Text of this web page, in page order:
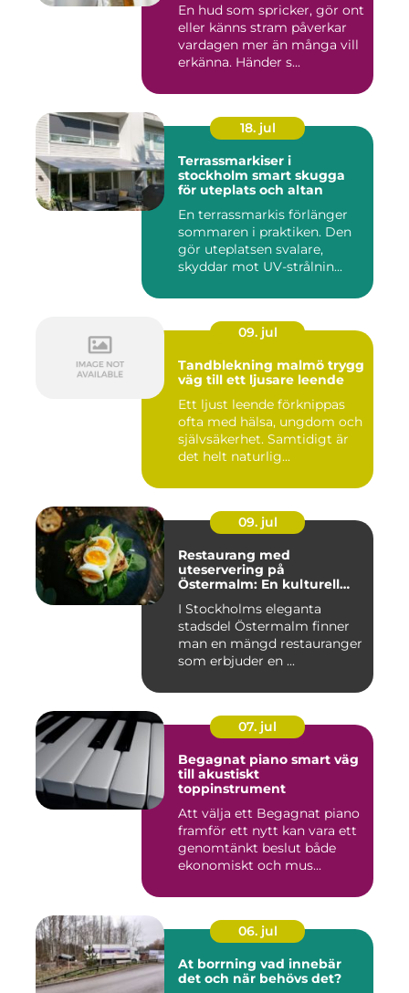
En hud som spricker, gör ont
eller känns stram påverkar
vardagen mer än många vill
erkänna. Händer s...
18. jul
Terrassmarkiser i
stockholm smart skugga
för uteplats och altan
En terrassmarkis förlänger
sommaren i praktiken. Den
gör uteplatsen svalare,
skyddar mot UV-strålnin...
09. jul
Tandblekning malmö trygg
väg till ett ljusare leende
Ett ljust leende förknippas
ofta med hälsa, ungdom och
självsäkerhet. Samtidigt är
det helt naturlig...
09. jul
Restaurang med
uteservering på
Östermalm: En kulturell
I Stockholms eleganta
stadsdel Östermalm finner
man en mängd restauranger
som erbjuder en ...
07. jul
Begagnat piano smart väg
till akustiskt
toppinstrument
Att välja ett Begagnat piano
framför ett nytt kan vara ett
genomtänkt beslut både
ekonomiskt och mus...
06. jul
At borrning vad innebär
det och när behövs det?